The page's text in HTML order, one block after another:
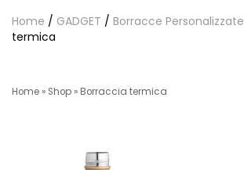
Home / GADGET / Borracce Personalizzate
termica
Home » Shop » Borraccia termica